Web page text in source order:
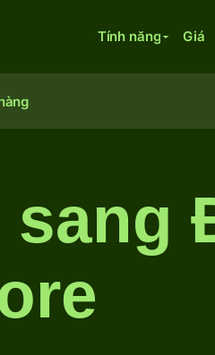
Tính năng Giá
sang